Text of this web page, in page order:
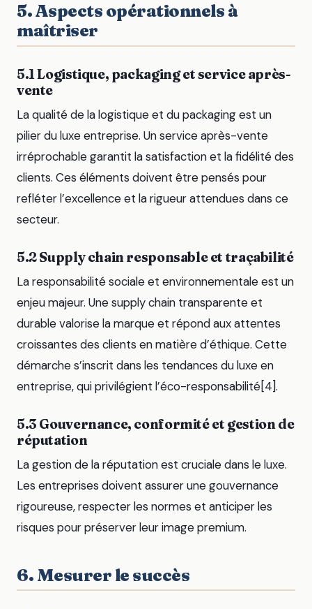
5. Aspects opérationnels à
maîtriser
5.1 Logistique, packaging et service après-
vente
La qualité de la logistique et du packaging est un
pilier du luxe entreprise. Un service après-vente
irréprochable garantit la satisfaction et la fidélité des
clients. Ces éléments doivent être pensés pour
refléter l’excellence et la rigueur attendues dans ce
secteur.
5.2 Supply chain responsable et traçabilité
La responsabilité sociale et environnementale est un
enjeu majeur. Une supply chain transparente et
durable valorise la marque et répond aux attentes
croissantes des clients en matière d’éthique. Cette
démarche s’inscrit dans les tendances du luxe en
entreprise, qui privilégient l’éco-responsabilité[4].
5.3 Gouvernance, conformité et gestion de
réputation
La gestion de la réputation est cruciale dans le luxe.
Les entreprises doivent assurer une gouvernance
rigoureuse, respecter les normes et anticiper les
risques pour préserver leur image premium.
6. Mesurer le succès